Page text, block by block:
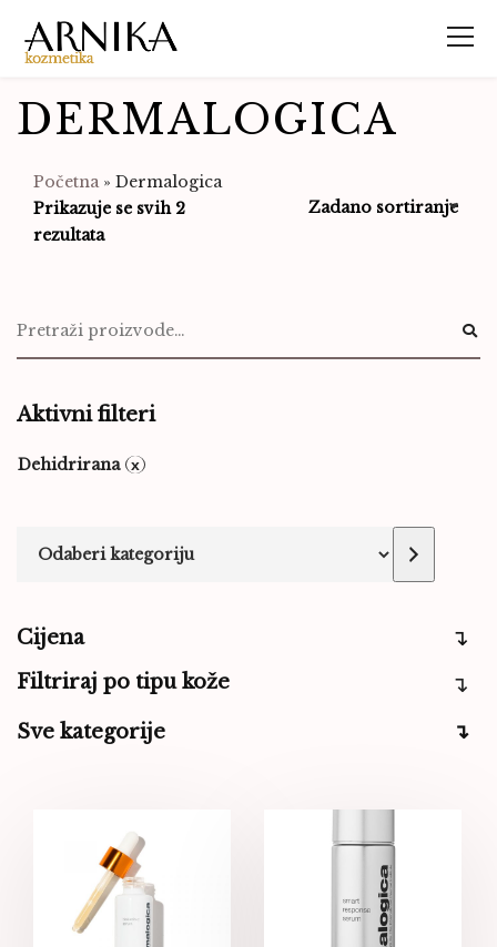
DERMALOGICA
Početna» Dermalogica
Prikazuje se svih 2
rezultata
Aktivni filteri
Dehidrirana
Cijena
Filtriraj po tipu kože
Sve kategorije